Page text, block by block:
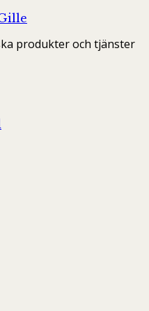
produkter och tjänster